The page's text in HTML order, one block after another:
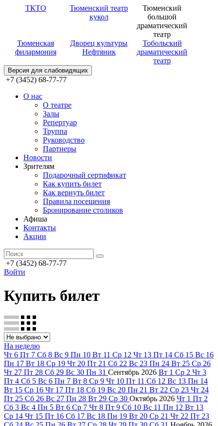
ТКТО
Тюменский театр
кукол
Тюменский
большой
драматический
театр
Тюменская
филармония
Дворец культуры
Нефтяник
Тобольский
драматический
театр
Версия для слабовидящих
+7 (3452) 68-77-77
О нас
О театре
Залы
Репертуар
Труппа
Руководство
Партнеры
Новости
Зрителям
Подарочный сертификат
Как купить билет
Как вернуть билет
Правила посещения
Бронирование столиков
Афиша
Контакты
Акции
+7 (3452) 68-77-77
Войти
Купить билет
На неделю
Чт 6 Пт 7 Сб 8 Вс 9 Пн 10 Вт 11 Ср 12 Чт 13 Пт 14 Сб 15 Вс 16
Пн 17 Вт 18 Ср 19 Чт 20 Пт 21 Сб 22 Вс 23 Пн 24 Вт 25 Ср 26
Чт 27 Пт 28 Сб 29 Вс 30 Пн 31 Сентябрь 2026 Вт 1 Ср 2 Чт 3
Пт 4 Сб 5 Вс 6 Пн 7 Вт 8 Ср 9 Чт 10 Пт 11 Сб 12 Вс 13 Пн 14
Вт 15 Ср 16 Чт 17 Пт 18 Сб 19 Вс 20 Пн 21 Вт 22 Ср 23 Чт 24
Пт 25 Сб 26 Вс 27 Пн 28 Вт 29 Ср 30 Октябрь 2026 Чт 1 Пт 2
Сб 3 Вс 4 Пн 5 Вт 6 Ср 7 Чт 8 Пт 9 Сб 10 Вс 11 Пн 12 Вт 13
Ср 14 Чт 15 Пт 16 Сб 17 Вс 18 Пн 19 Вт 20 Ср 21 Чт 22 Пт 23